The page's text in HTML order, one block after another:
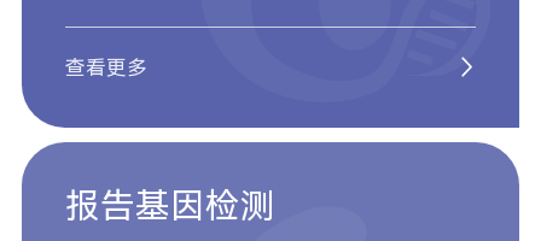
查看更多
报告基因检测